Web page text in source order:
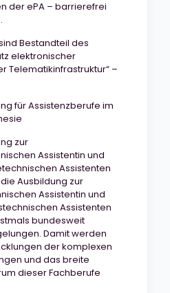
der ePA – barrierefrei
Bestandteil des
elektronischer
Telematikinfrastruktur“ –
für Assistenzberufe im
zur
Assistentin und
Assistenten
Ausbildung zur
Assistentin und
Assistenten
bundesweit
Damit werden
der komplexen
und das breite
dieser Fachberufe